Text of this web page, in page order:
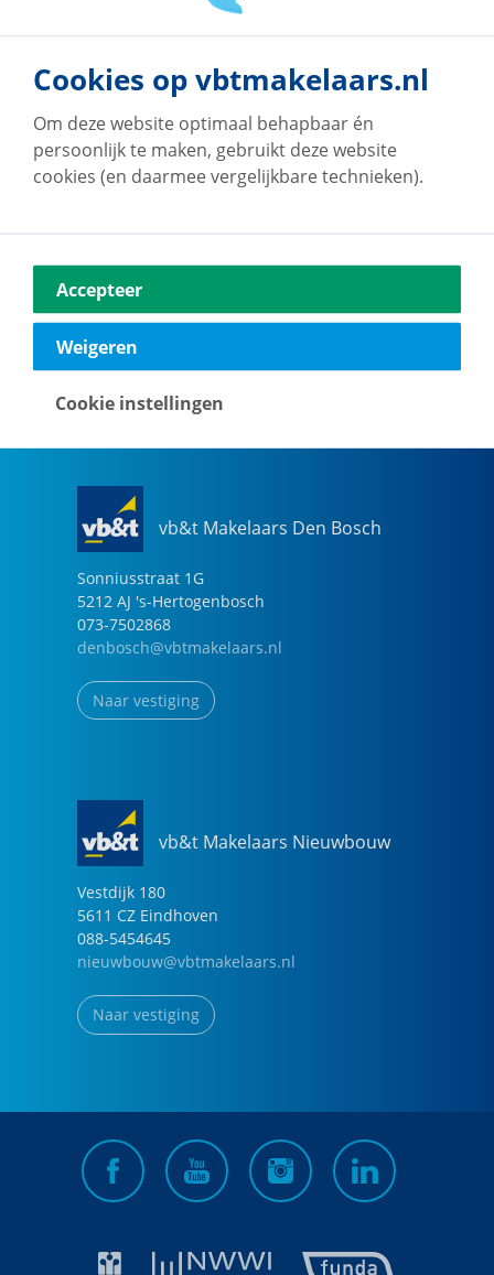
helmond@vbtmakelaars.nl
Naar vestiging
Vestdijk 180
5611 CZ Eindhoven
040-2696949
vb&t Makelaars Den Bosch
Sonniusstraat 1G
5212 AJ 's-Hertogenbosch
073-7502868
denbosch@vbtmakelaars.nl
Naar vestiging
vb&t Makelaars Nieuwbouw
Vestdijk 180
5611 CZ Eindhoven
088-5454645
nieuwbouw@vbtmakelaars.nl
Naar vestiging
Cookies op vbtmakelaars.nl
Om deze website optimaal behapbaar én
persoonlijk te maken, gebruikt deze website
cookies (en daarmee vergelijkbare technieken).
Accepteer
Weigeren
Cookie instellingen